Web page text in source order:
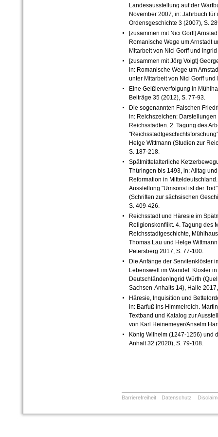
Landesausstellung auf der
November 2007, in: Jahrbuch
Ordensgeschichte 3 (2007), S.
[zusammen mit Nici Gorff]
Romanische Wege um Arnstadt
Mitarbeit von Nici Gorff und
[zusammen mit Jörg Voigt]
in: Romanische Wege um
unter Mitarbeit von Nici Gorff und
Eine Geißlerverfolgung in
Beiträge 35 (2012), S. 77-93.
Die sogenannten Falschen
in: Reichszeichen:
Reichsstädten. 2. Tagung des
Helge Wittmann (Studien zur
S. 187-218.
Spätmittelalterliche
Thüringen bis 1493, in: Alltag
Reformation in
Ausstellung "Umsonst ist der
(Schriften zur sächsischen
S. 409-426.
Reichsstadt und Häresie im
Religionskonflikt. 4. Tagung des
Reichsstadtgeschichte,
Thomas Lau und Helge
Petersberg 2017, S. 77-100.
Die Anfänge der Servitenklöster
Lebenswelt im Wandel. Klöster
Deutschländer/Ingrid Würth
Sachsen-Anhalts 14), Halle
Häresie, Inquisition und
in: Barfuß ins Himmelreich.
Textband und Katalog zur
von Karl Heinemeyer/Anselm
König Wilhelm (1247-1256) und
Anhalt 32 (2020), S. 79-108.
Barrierefreiheit Datenschutz